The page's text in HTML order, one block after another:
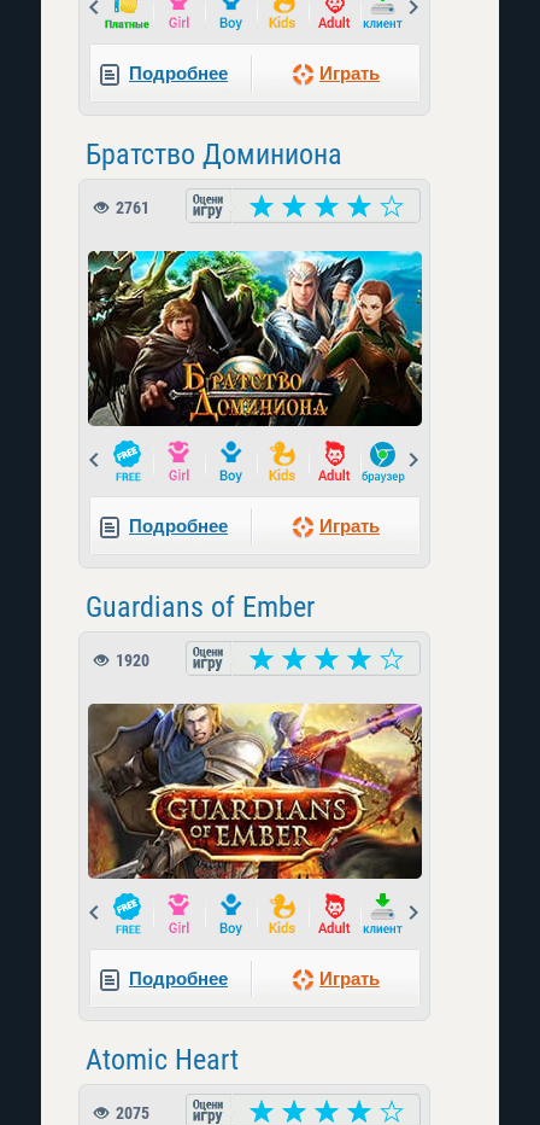
Prev
Подробнее Играть
Братство Доминиона
2761
Prev
Подробнее Играть
Guardians of Ember
1920
Prev
Подробнее Играть
Atomic Heart
2075